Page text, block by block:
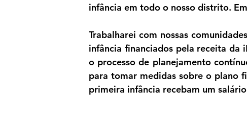
infância em todo o nosso distrito.
Trabalharei com nossas
infância financiados pela receita
o processo de planejamento
para tomar medidas sobre o plano
primeira infância recebam um